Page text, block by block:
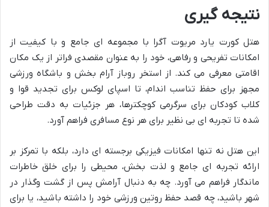
نتیجه گیری
هتل کورت یارد مریوت آگرا با مجموعه ای جامع و با کیفیت از
امکانات تفریحی و رفاهی، خود را به عنوان مقصدی فراتر از یک مکان
اقامتی معرفی می کند. از استخر روباز آرام بخش و باشگاه ورزشی
مجهز برای حفظ تناسب اندام، تا اسپای لوکس برای تجدید قوا و
کلاب کودکان برای سرگرمی کوچکترها، هر جزئیات به دقت طراحی
شده تا تجربه ای بی نظیر برای هر نوع مسافری فراهم آورد.
این هتل نه تنها امکانات فیزیکی برجسته ای دارد، بلکه با تمرکز بر
ارائه تجربه ای جامع و لذت بخش، محیطی را برای خلق خاطرات
ماندگار فراهم می آورد. چه به دنبال آرامش پس از گشت وگذار در
شهر باشید، چه قصد حفظ روتین ورزشی خود را داشته باشید، یا برای